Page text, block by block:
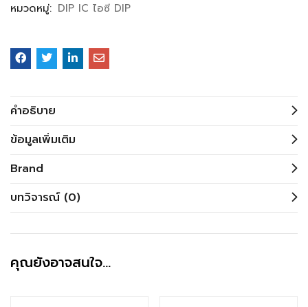
หมวดหมู่: DIP IC ไอซี DIP
คำอธิบาย
ข้อมูลเพิ่มเติม
Brand
บทวิจารณ์ (0)
คุณยังอาจสนใจ…